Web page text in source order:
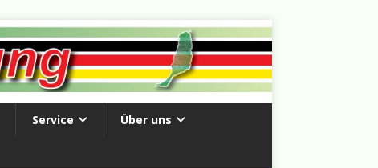
Service Über uns